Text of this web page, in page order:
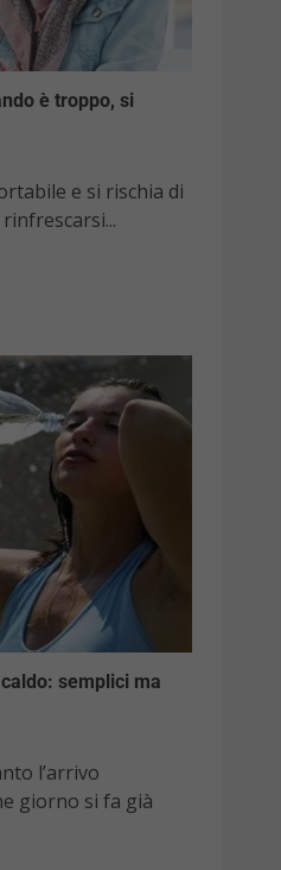
è troppo, si
e si rischia di
semplici ma
l’arrivo
giorno si fa già